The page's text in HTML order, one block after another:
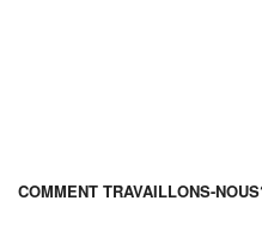
COMMENT TRAVAILLONS-